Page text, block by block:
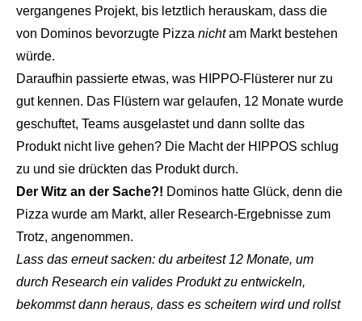
vergangenes Projekt, bis letztlich herauskam, dass die
von Dominos bevorzugte Pizza nichtam Markt bestehen
würde.
Daraufhin passierte etwas, was HIPPO-Flüsterer nur zu
gut kennen. Das Flüstern war gelaufen, 12 Monate wurde
geschuftet, Teams ausgelastet und dann sollte das
Produkt nicht live gehen? Die Macht der HIPPOS schlug
zu und sie drückten das Produkt durch.
Der Witz an der Sache?! Dominos hatte Glück, denn die
Pizza wurde am Markt, aller Research-Ergebnisse zum
Trotz, angenommen.
Lass das erneut sacken: du arbeitest 12 Monate, um
durch Research ein valides Produkt zu entwickeln,
bekommst dann heraus, dass es scheitern wird und rollst